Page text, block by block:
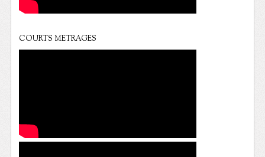
COURTS METRAGES